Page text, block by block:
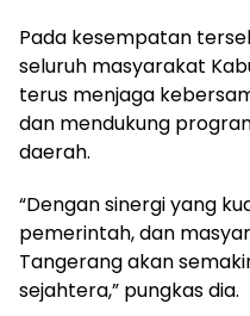
Pada kesempatan
seluruh masyarakat
terus menjaga
dan mendukung
daerah.
“Dengan sinergi yang
pemerintah, dan
Tangerang akan
sejahtera,” pungkas dia.